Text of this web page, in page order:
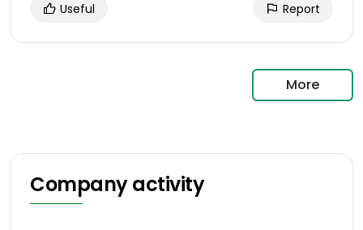
Useful Report
More
Company activity